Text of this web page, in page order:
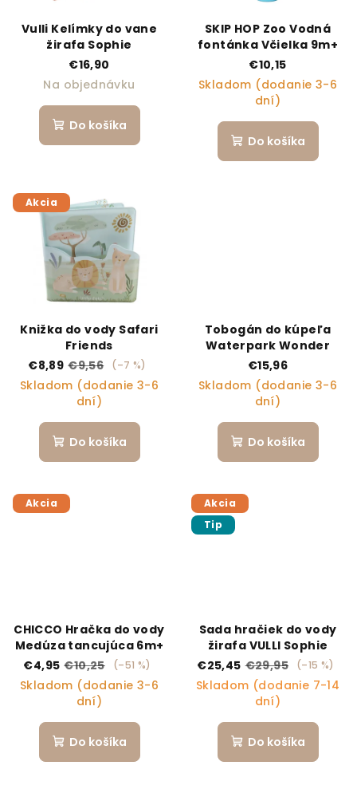
Vulli Kelímky do vane
žirafa Sophie
€16,90
Na objednávku
Do košíka
SKIP HOP Zoo Vodná
fontánka Včielka 9m+
€10,15
Skladom (dodanie 3-6
dní)
Do košíka
Akcia
Knižka do vody Safari
Friends
€8,89 €9,56 (–7 %)
Skladom (dodanie 3-6
dní)
Do košíka
Tobogán do kúpeľa
Waterpark Wonder
€15,96
Skladom (dodanie 3-6
dní)
Do košíka
Akcia
CHICCO Hračka do vody
Medúza tancujúca 6m+
€4,95 €10,25 (–51 %)
Skladom (dodanie 3-6
dní)
Do košíka
Akcia
Tip
Sada hračiek do vody
žirafa VULLI Sophie
€25,45 €29,95 (–15 %)
Skladom (dodanie 7-14
dní)
Do košíka